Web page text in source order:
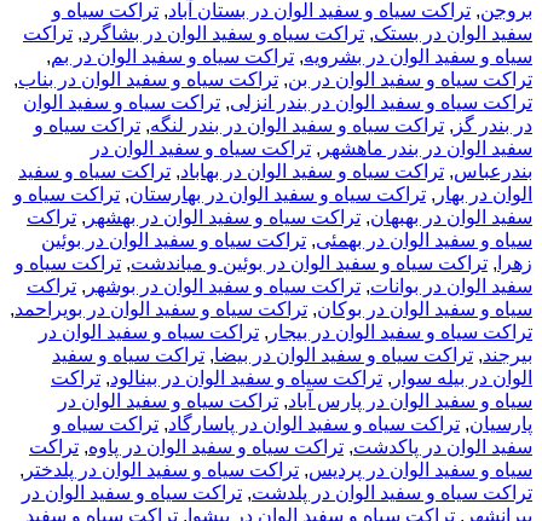
سیاه و سفید الوان در بستان آباد ,تراکت سیاه و
در بستک,تراکت سیاه و سفید الوان در بشاگرد ,تراکت
الوان در بشرویه ,تراکت سیاه و سفید الوان در بم
و سفید الوان در بن ,تراکت سیاه و سفید الوان در بناب,
و سفید الوان در بندر انزلی ,تراکت سیاه و سفید الوان
,تراکت سیاه و سفید الوان در بندر لنگه, تراکت سیاه و
در بندر ماهشهر,تراکت سیاه و سفید الوان در
,تراکت سیاه و سفید الوان در بهاباد ,تراکت سیاه و سفید
, تراکت سیاه و سفید الوان در بهارستان, تراکت سیاه و
در بهبهان, تراکت سیاه و سفید الوان در بهشهر, تراکت
الوان در بهمئی, تراکت سیاه و سفید الوان در بوئین
سیاه و سفید الوان در بوئین و میاندشت, تراکت سیاه و
در بوانات, تراکت سیاه و سفید الوان در بوشهر, تراکت
الوان در بوکان,تراکت سیاه و سفید الوان در بویراحمد,
و سفید الوان در بیجار ,تراکت سیاه و سفید الوان در
سیاه و سفید الوان در بیضا, تراکت سیاه و سفید
سوار, تراکت سیاه و سفید الوان در بینالود, تراکت
الوان در پارس آباد تراکت سیاه و سفید الوان در
سیاه و سفید الوان در پاسارگاد, تراکت سیاه و
در پاکدشت, تراکت سیاه و سفید الوان در پاوه, تراکت
الوان در پردیس,تراکت سیاه و سفید الوان در پلدختر,
و سفید الوان در پلدشت ,تراکت سیاه و سفید الوان در
تراکت سیاه و سفید الوان در پیشوا ,تراکت سیاه و سفید